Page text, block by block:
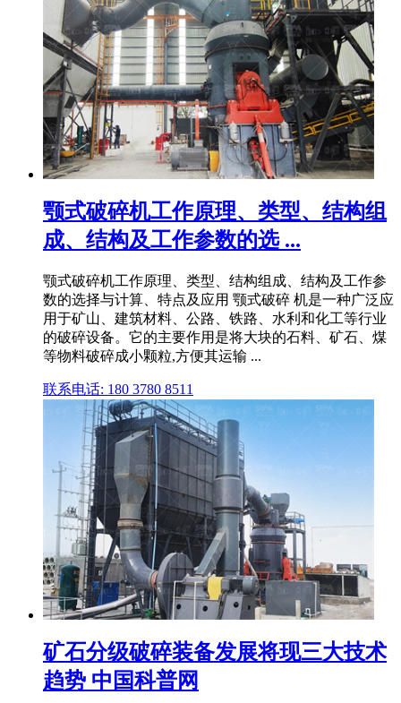
颚式破碎机工作原理、类型、结构组
成、结构及工作参数的选 ...
颚式破碎机工作原理、类型、结构组成、结构及工作参
数的选择与计算、特点及应用 颚式破碎 机是一种广泛应
用于矿山、建筑材料、公路、铁路、水利和化工等行业
的破碎设备。它的主要作用是将大块的石料、矿石、煤
等物料破碎成小颗粒,方便其运输 ...
联系电话: 180 3780 8511
矿石分级破碎装备发展将现三大技术
趋势 中国科普网